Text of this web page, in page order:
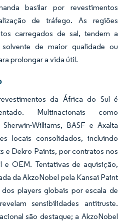
basilar por revestimentos
de tráfego. As regiões
carregados de sal, tendem a
de maior qualidade ou
prolongar a vida útil.
da África do Sul é
Multinacionais como
Williams, BASF e Axalta
locais consolidados, incluindo
e Dekro Paints, por contratos nos
e OEM. Tentativas de aquisição,
da AkzoNobel pela Kansai Paint
players globais por escala de
sensibilidades antitruste.
são destaque; a AkzoNobel